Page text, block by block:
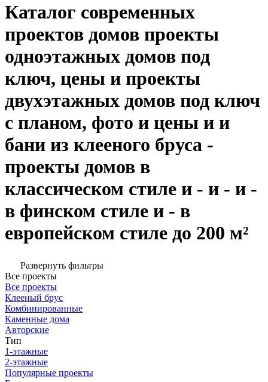
Каталог современных
проектов домов проекты
одноэтажных домов под
ключ, цены и проекты
двухэтажных домов под ключ
с планом, фото и цены и и
бани из клееного бруса -
проекты домов в
классическом стиле и - и - и -
в финском стиле и - в
европейском стиле до 200 м²
Развернуть фильтры
Все проекты
Все проекты
Клееный брус
Комбинированные
Каменные дома
Авторские
Тип
1-этажные
2-этажные
Популярные проекты